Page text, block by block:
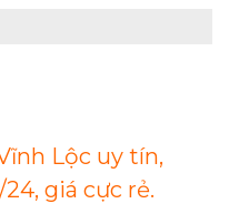
Lộc uy tín,
giá cực rẻ.